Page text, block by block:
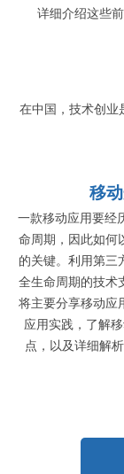
详细介绍这些
在中国，技术创
移
一款移动应用要经
命周期，因此如何
的关键。利用第三
全生命周期的技术
将主要分享移动应
应用实践，了解
点，以及详细解